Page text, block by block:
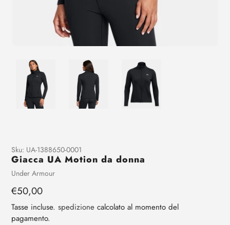
Aggiunta
di
prodotto
tuo
carrello
Sku: UA-1388650-0001
Giacca UA Motion da donna
Venditrice
Under Armour
Prezzo
regolare
€50,00
Tasse incluse. spedizione calcolato al momento del
pagamento.